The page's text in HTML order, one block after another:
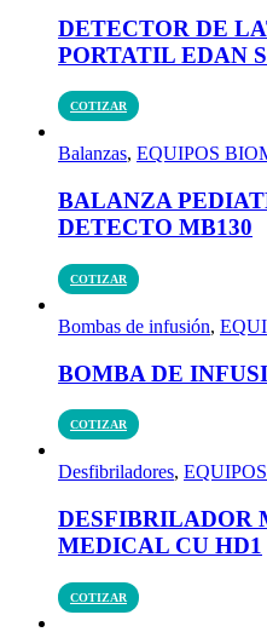
DETECTOR DE
PORTATIL EDAN
COTIZAR
Balanzas, EQUIPOS
BALANZA
DETECTO MB130
COTIZAR
Bombas de infusión,
BOMBA DE
COTIZAR
Desfibriladores,
DESFIBRILADOR
MEDICAL CU HD1
COTIZAR